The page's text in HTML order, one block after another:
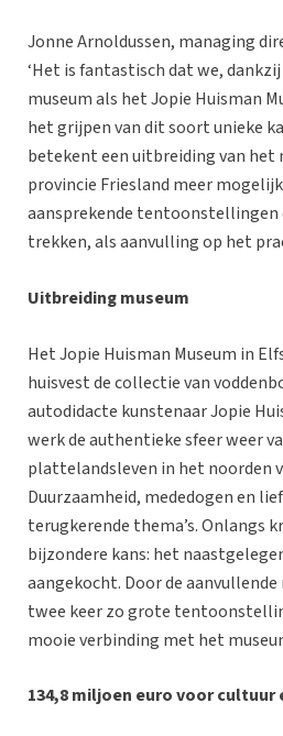
Jonne Arnoldussen, managing
‘Het is fantastisch dat we,
museum als het Jopie Huisman
het grijpen van dit soort unieke
betekent een uitbreiding van het
provincie Friesland meer
aansprekende tentoonstellingen
trekken, als aanvulling op het
Uitbreiding museum
Het Jopie Huisman Museum in
huisvest de collectie van
autodidacte kunstenaar Jopie
werk de authentieke sfeer weer
plattelandsleven in het noorden
Duurzaamheid, mededogen en
terugkerende thema’s. Onlangs
bijzondere kans: het
aangekocht. Door de
twee keer zo grote
mooie verbinding met het
134,8 miljoen euro voor cultuur